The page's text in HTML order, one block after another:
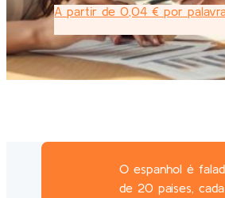
A partir de 0,04 € por
O espanhol é
de 20 países,